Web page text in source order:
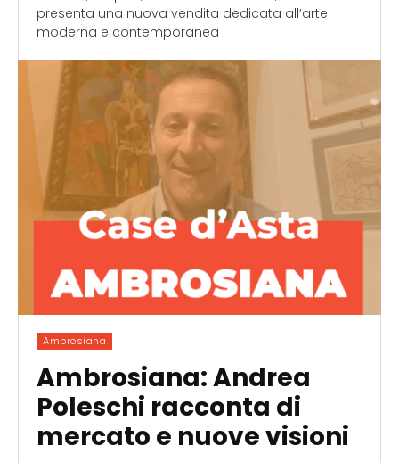
presenta una nuova vendita dedicata all’arte
moderna e contemporanea
Ambrosiana
Ambrosiana: Andrea
Poleschi racconta di
mercato e nuove visioni